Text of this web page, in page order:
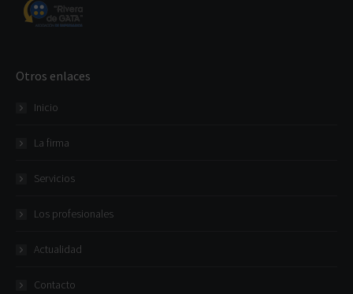
Otros enlaces
Inicio
La firma
Servicios
Los profesionales
Actualidad
Contacto